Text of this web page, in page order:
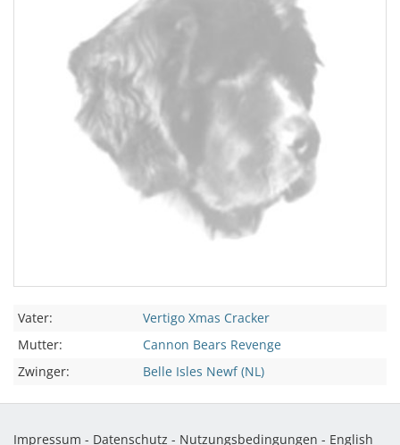
Vater:
Vertigo Xmas Cracker
Mutter:
Cannon Bears Revenge
Zwinger:
Belle Isles Newf (NL)
Impressum - Datenschutz - Nutzungsbedingungen - English